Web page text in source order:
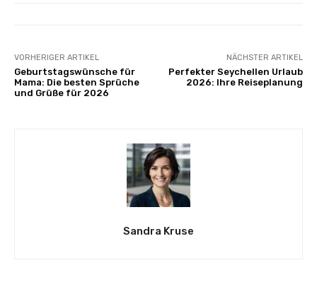
VORHERIGER ARTIKEL
Geburtstagswünsche für
Mama: Die besten Sprüche
und Grüße für 2026
NÄCHSTER ARTIKEL
Perfekter Seychellen Urlaub
2026: Ihre Reiseplanung
Sandra Kruse